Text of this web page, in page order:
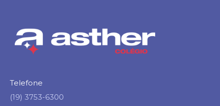
Telefone
(19) 3753-6300